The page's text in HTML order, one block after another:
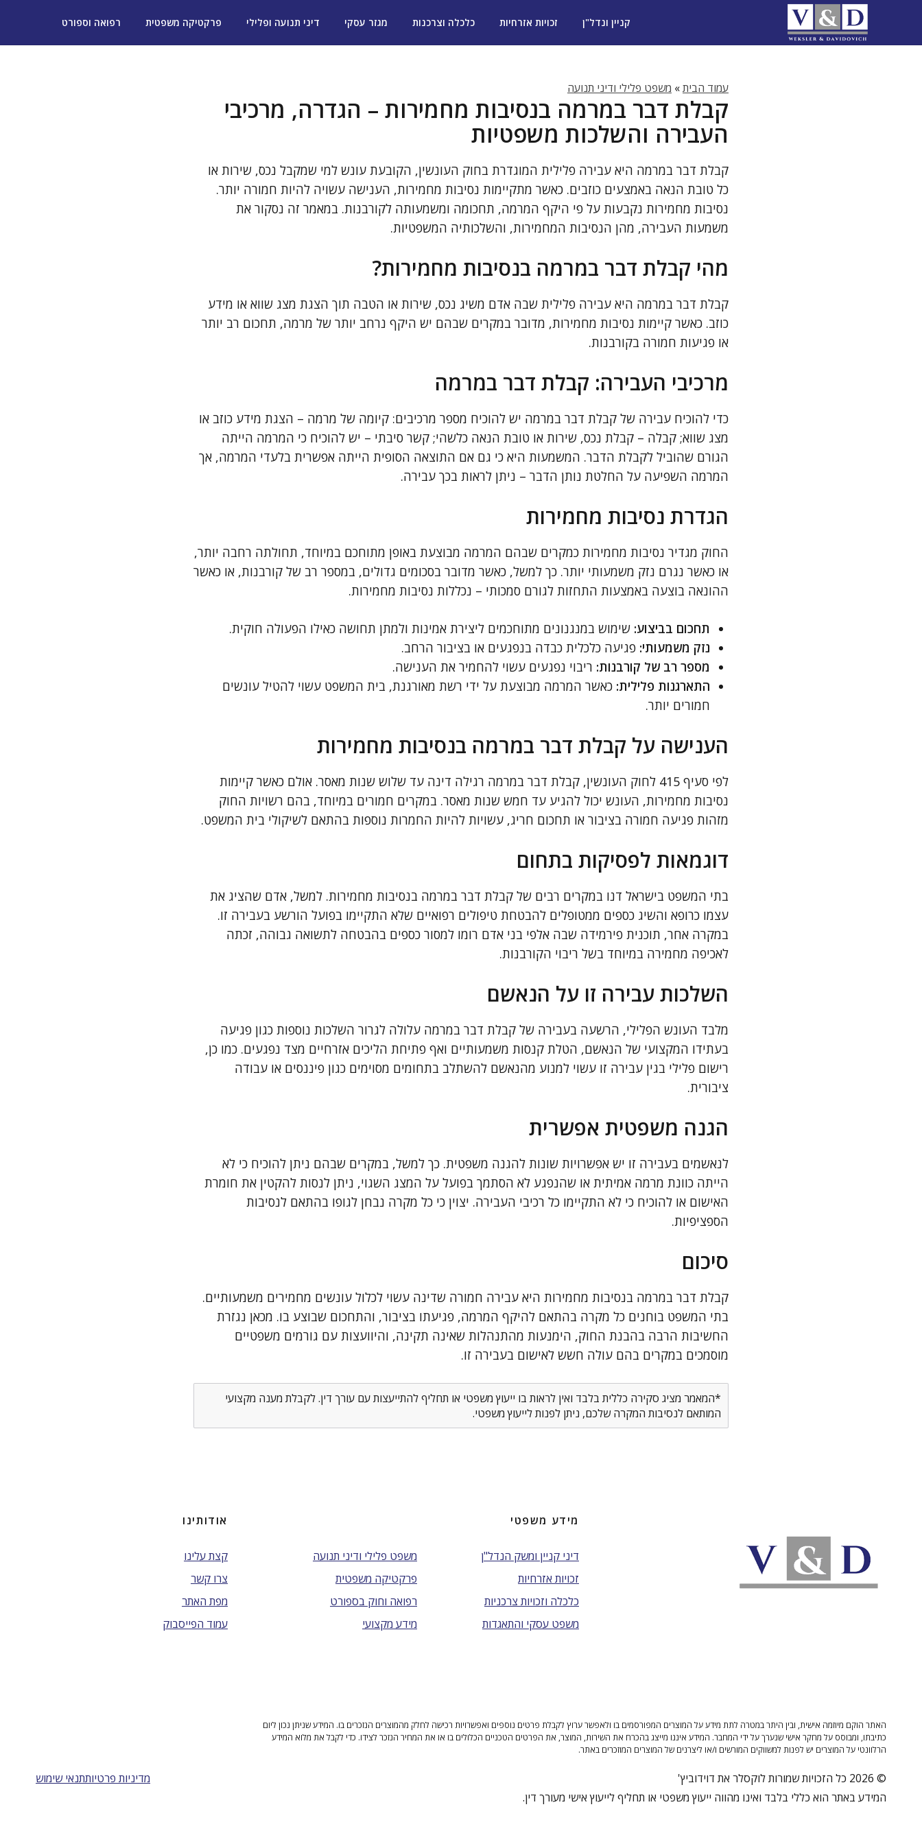
קניין ונדל"ן זכויות אזרחיות כלכלה וצרכנות מגזר עסקי דיני תנועה ופלילי פרקטיקה משפטית רפואה וספורט
עמוד הבית» משפט פלילי ודיני תנועה
קבלת דבר במרמה בנסיבות מחמירות – הגדרה, מרכיבי
העבירה והשלכות משפטיות
קבלת דבר במרמה היא עבירה פלילית המוגדרת בחוק העונשין, הקובעת עונש למי שמקבל נכס, שירות או
כל טובת הנאה באמצעים כוזבים. כאשר מתקיימות נסיבות מחמירות, הענישה עשויה להיות חמורה יותר.
נסיבות מחמירות נקבעות על פי היקף המרמה, תחכומה ומשמעותה לקורבנות. במאמר זה נסקור את
משמעות העבירה, מהן הנסיבות המחמירות, והשלכותיה המשפטיות.
מהי קבלת דבר במרמה בנסיבות מחמירות?
קבלת דבר במרמה היא עבירה פלילית שבה אדם משיג נכס, שירות או הטבה תוך הצגת מצג שווא או מידע
כוזב. כאשר קיימות נסיבות מחמירות, מדובר במקרים שבהם יש היקף נרחב יותר של מרמה, תחכום רב יותר
או פגיעות חמורה בקורבנות.
מרכיבי העבירה: קבלת דבר במרמה
כדי להוכיח עבירה של קבלת דבר במרמה יש להוכיח מספר מרכיבים: קיומה של מרמה – הצגת מידע כוזב או
מצג שווא; קבלה – קבלת נכס, שירות או טובת הנאה כלשהי; קשר סיבתי – יש להוכיח כי המרמה הייתה
הגורם שהוביל לקבלת הדבר. המשמעות היא כי גם אם התוצאה הסופית הייתה אפשרית בלעדי המרמה, אך
המרמה השפיעה על החלטת נותן הדבר – ניתן לראות בכך עבירה.
הגדרת נסיבות מחמירות
החוק מגדיר נסיבות מחמירות כמקרים שבהם המרמה מבוצעת באופן מתוחכם במיוחד, תחולתה רחבה יותר,
או כאשר נגרם נזק משמעותי יותר. כך למשל, כאשר מדובר בסכומים גדולים, במספר רב של קורבנות, או כאשר
ההונאה בוצעה באמצעות התחזות לגורם סמכותי – נכללות נסיבות מחמירות.
תחכום בביצוע: שימוש במנגנונים מתוחכמים ליצירת אמינות ולמתן תחושה כאילו הפעולה חוקית.
נזק משמעותי: פגיעה כלכלית כבדה בנפגעים או בציבור הרחב.
מספר רב של קורבנות: ריבוי נפגעים עשוי להחמיר את הענישה.
התארגנות פלילית: כאשר המרמה מבוצעת על ידי רשת מאורגנת, בית המשפט עשוי להטיל עונשים
חמורים יותר.
הענישה על קבלת דבר במרמה בנסיבות מחמירות
לפי סעיף 415 לחוק העונשין, קבלת דבר במרמה רגילה דינה עד שלוש שנות מאסר. אולם כאשר קיימות
נסיבות מחמירות, העונש יכול להגיע עד חמש שנות מאסר. במקרים חמורים במיוחד, בהם רשויות החוק
מזהות פגיעה חמורה בציבור או תחכום חריג, עשויות להיות החמרות נוספות בהתאם לשיקולי בית המשפט.
דוגמאות לפסיקות בתחום
בתי המשפט בישראל דנו במקרים רבים של קבלת דבר במרמה בנסיבות מחמירות. למשל, אדם שהציג את
עצמו כרופא והשיג כספים ממטופלים להבטחת טיפולים רפואיים שלא התקיימו בפועל הורשע בעבירה זו.
במקרה אחר, תוכנית פירמידה שבה אלפי בני אדם רומו למסור כספים בהבטחה לתשואה גבוהה, זכתה
לאכיפה מחמירה במיוחד בשל ריבוי הקורבנות.
השלכות עבירה זו על הנאשם
מלבד העונש הפלילי, הרשעה בעבירה של קבלת דבר במרמה עלולה לגרור השלכות נוספות כגון פגיעה
בעתידו המקצועי של הנאשם, הטלת קנסות משמעותיים ואף פתיחת הליכים אזרחיים מצד נפגעים. כמו כן,
רישום פלילי בגין עבירה זו עשוי למנוע מהנאשם להשתלב בתחומים מסוימים כגון פיננסים או עבודה
ציבורית.
הגנה משפטית אפשרית
לנאשמים בעבירה זו יש אפשרויות שונות להגנה משפטית. כך למשל, במקרים שבהם ניתן להוכיח כי לא
הייתה כוונת מרמה אמיתית או שהנפגע לא הסתמך בפועל על המצג השגוי, ניתן לנסות להקטין את חומרת
האישום או להוכיח כי לא התקיימו כל רכיבי העבירה. יצוין כי כל מקרה נבחן לגופו בהתאם לנסיבות
הספציפיות.
סיכום
קבלת דבר במרמה בנסיבות מחמירות היא עבירה חמורה שדינה עשוי לכלול עונשים מחמירים משמעותיים.
בתי המשפט בוחנים כל מקרה בהתאם להיקף המרמה, פגיעתו בציבור, והתחכום שבוצע בו. מכאן נגזרת
החשיבות הרבה בהבנת החוק, הימנעות מהתנהלות שאינה תקינה, והיוועצות עם גורמים משפטיים
מוסמכים במקרים בהם עולה חשש לאישום בעבירה זו.
*המאמר מציג סקירה כללית בלבד ואין לראות בו ייעוץ משפטי או תחליף להתייעצות עם עורך דין. לקבלת מענה מקצועי
המותאם לנסיבות המקרה שלכם, ניתן לפנות לייעוץ משפטי.
מידע משפטי
דיני קניין ומשק הנדל"ן
זכויות אזרחיות
כלכלה וזכויות צרכניות
משפט עסקי והתאגדות
משפט פלילי ודיני תנועה
פרקטיקה משפטית
רפואה וחוק בספורט
מידע מקצועי
אודותינו
קצת עלינו
צרו קשר
מפת האתר
עמוד הפייסבוק
האתר הוקם מיוזמה אישית, ובין היתר במטרה לתת מידע על המוצרים המפורסמים בו ולאפשר ערוץ לקבלת פרטים נוספים ואפשרויות רכישה לחלק מהמוצרים הנזכרים בו. המידע שניתן נכון ליום
כתיבתו, ומבוסס על מחקר אישי שנערך על ידי המחבר. המידע איננו מייצג בהכרח את השירות, המוצר, את הפרטים הטכניים הכלולים בו או את המחיר הנזכר לצידו. כדי לקבל את מלוא המידע
הרלוונטי על המוצרים יש לפנות למשווקים המורשים ו/או ליצרנים של המוצרים המוזכרים באתר.
© 2026 כל הזכויות שמורות לוקסלר את דוידוביץ'
המידע באתר הוא כללי בלבד ואינו מהווה ייעוץ משפטי או תחליף לייעוץ אישי מעורך דין.
מדיניות פרטיותתנאי שימוש